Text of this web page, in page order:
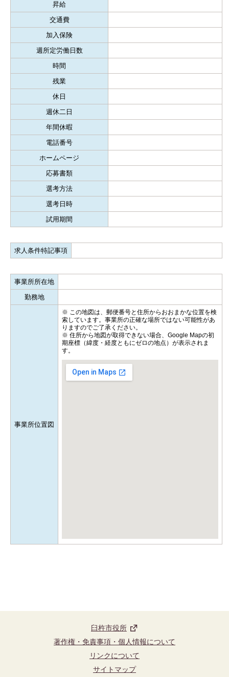
昇給
交通費
加入保険
週所定労働日数
時間
残業
休日
週休二日
年間休暇
電話番号
ホームページ
応募書類
選考方法
選考日時
試用期間
求人条件特記事項
事業所所在地
勤務地
事業所位置図
※ この地図は、郵便番号と住所からおおまかな位置を検
索しています。事業所の正確な場所ではない可能性があ
りますのでご了承ください。
※ 住所から地図が取得できない場合、Google Mapの初
期座標（緯度・経度ともにゼロの地点）が表示されま
す。
臼杵市役所
著作権・免責事項・個人情報について
リンクについて
サイトマップ